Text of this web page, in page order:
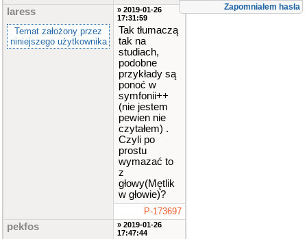
Zapomniałem hasła
laress
Temat założony przez
niniejszego użytkownika
» 2019-01-26
17:31:59
Tak tłumaczą
tak na
studiach,
podobne
przykłady są
ponoć w
symfonii++
(nie jestem
pewien nie
czytałem) .
Czyli po
prostu
wymazać to
z
głowy(Mętlik
w głowie)?
P-173697
pekfos
» 2019-01-26
17:47:44